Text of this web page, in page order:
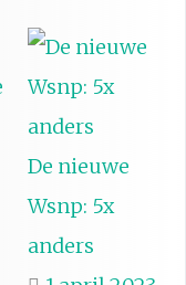
De nieuwe
Wsnp: 5x
anders